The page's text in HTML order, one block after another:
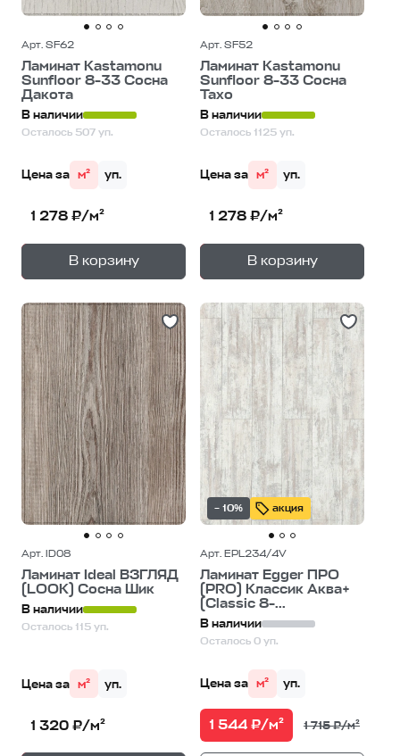
Арт. SF62
Ламинат Kastamonu
Sunfloor 8-33 Сосна
Дакота
В наличии
Осталось 507 уп.
Цена за м² уп.
1 278 ₽/м²
В корзину
— 1уп.
Арт. SF52
Ламинат Kastamonu
Sunfloor 8-33 Сосна
Тахо
В наличии
Осталось 1125 уп.
Цена за м² уп.
1 278 ₽/м²
В корзину
— 1уп.
Арт. ID08
Ламинат Ideal ВЗГЛЯД
(LOOK) Сосна Шик
В наличии
Осталось 115 уп.
Цена за м² уп.
1 320 ₽/м²
– 10% акция
Арт. EPL234/4V
Ламинат Egger ПРО
(PRO) Классик Аква+
(Classic 8-...
В наличии
Осталось 0 уп.
Цена за м² уп.
1 544 ₽/м² 1 715 ₽/м²